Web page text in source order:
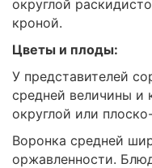
округлой
кроной.
Цветы и плоды:
У представителей
средней величины и
округлой или
Воронка средней
оржавленности.